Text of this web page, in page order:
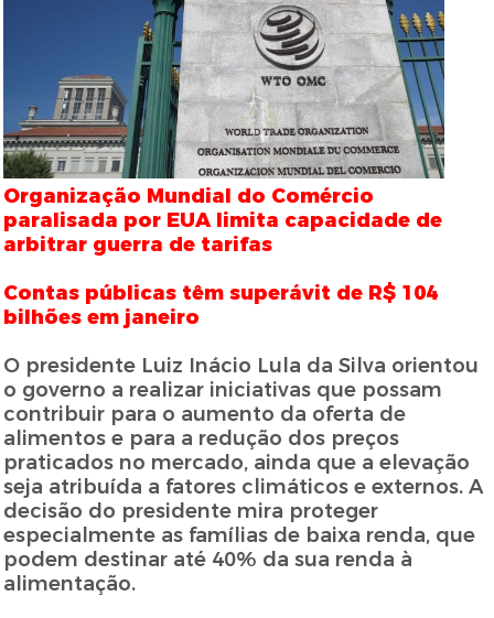
Organização Mundial do Comércio
paralisada por EUA limita capacidade de
arbitrar guerra de tarifas
Contas públicas têm superávit de R$ 104
bilhões em janeiro
O presidente Luiz Inácio Lula da Silva orientou
o governo a realizar iniciativas que possam
contribuir para o aumento da oferta de
alimentos e para a redução dos preços
praticados no mercado, ainda que a elevação
seja atribuída a fatores climáticos e externos. A
decisão do presidente mira proteger
especialmente as famílias de baixa renda, que
podem destinar até 40% da sua renda à
alimentação.